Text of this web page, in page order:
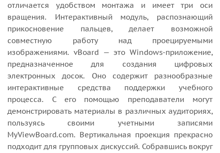
отличается удобством монтажа и имеет три оси
вращения. Интерактивный модуль, распознающий
прикосновение пальцев, делает возможной
совместную работу над проецируемыми
изображениями. vBoard — это Windows-приложение,
предназначенное для создания цифровых
электронных досок. Оно содержит разнообразные
интерактивные средства поддержки учебного
процесса. С его помощью преподаватели могут
демонстрировать материалы в различных аудиториях,
пользуясь своими учетными записями
MyViewBoard.com. Вертикальная проекция прекрасно
подходит для групповых дискуссий. Собравшись вокруг